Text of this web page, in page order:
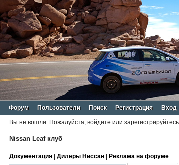
Форум Пользователи Поиск Регистрация Вход
Вы не вошли. Пожалуйста, войдите или зарегистрируйтесь.
Nissan Leaf клуб
Документация | Дилеры Ниссан | Реклама на форуме